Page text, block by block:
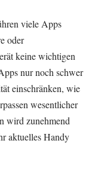
viele Apps
oder
keine wichtigen
nur noch schwer
einschränken, wie
wesentlicher
wird zunehmend
aktuelles Handy